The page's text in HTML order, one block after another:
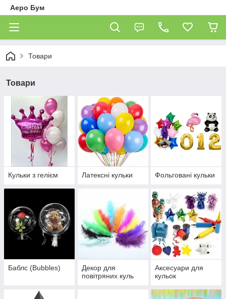
Аеро Бум
Товари
Товари
Кульки з гелієм Латексні кульки Фольговані кульки
Баблс (Bubbles)
Декор для
повітряних куль
Аксесуари для
кульок